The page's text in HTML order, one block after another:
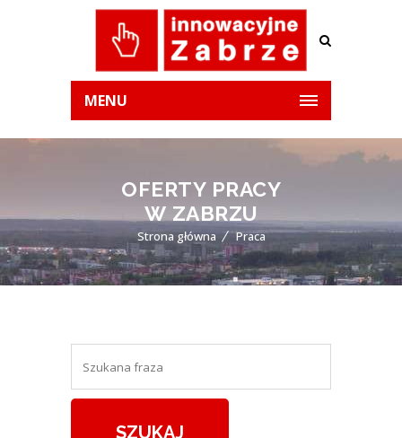
MENU
OFERTY PRACY
W ZABRZU
Strona główna Praca